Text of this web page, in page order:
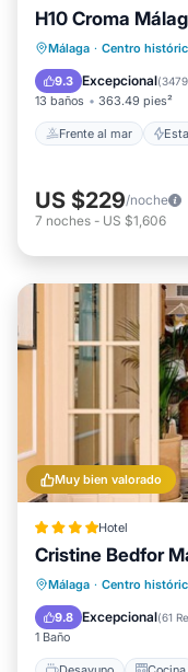
H10 Croma
Málaga · Centro
9.3 Excepcional(
13 baños 363.49 pies²
Frente al mar
Frente al
Estación de
US $229/noche
7 noches - US $1,606
Muy bien valorado
Hotel
Cristine Bedfor
Málaga · Centro
9.8 Excepcional(61
1 Baño
Desayuno
Aire